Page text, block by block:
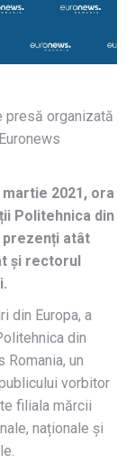
presă organizată
2021, ora
Politehnica din
atât
și rectorul
din Europa, a
din
Romania, un
vorbitor
filiala mărcii
naționale și